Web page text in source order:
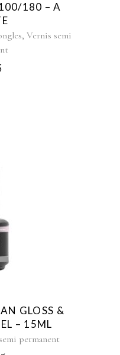
180 – A
, Vernis semi
GLOSS &
– 15ML
permanent